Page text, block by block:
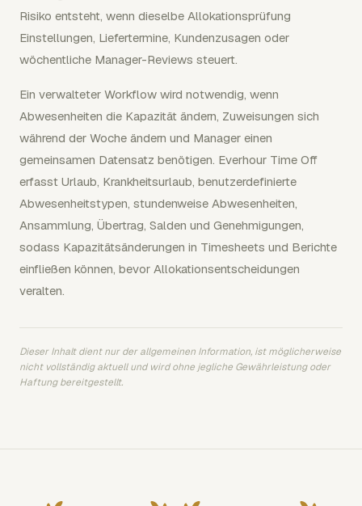
Risiko entsteht, wenn dieselbe Allokationsprüfung
Einstellungen, Liefertermine, Kundenzusagen oder
wöchentliche Manager-Reviews steuert.
Ein verwalteter Workflow wird notwendig, wenn
Abwesenheiten die Kapazität ändern, Zuweisungen sich
während der Woche ändern und Manager einen
gemeinsamen Datensatz benötigen. Everhour Time Off
erfasst Urlaub, Krankheitsurlaub, benutzerdefinierte
Abwesenheitstypen, stundenweise Abwesenheiten,
Ansammlung, Übertrag, Salden und Genehmigungen,
sodass Kapazitätsänderungen in Timesheets und Berichte
einfließen können, bevor Allokationsentscheidungen
veralten.
Dieser Inhalt dient nur der allgemeinen Information, ist möglicherweise
nicht vollständig aktuell und wird ohne jegliche Gewährleistung oder
Haftung bereitgestellt.